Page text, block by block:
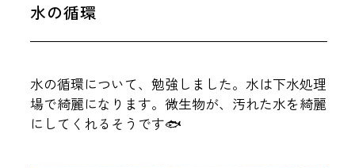
水の循環
水の循環について、勉強しました。水は下水処理
場で綺麗になります。微生物が、汚れた水を綺麗
にしてくれるそうです🐟